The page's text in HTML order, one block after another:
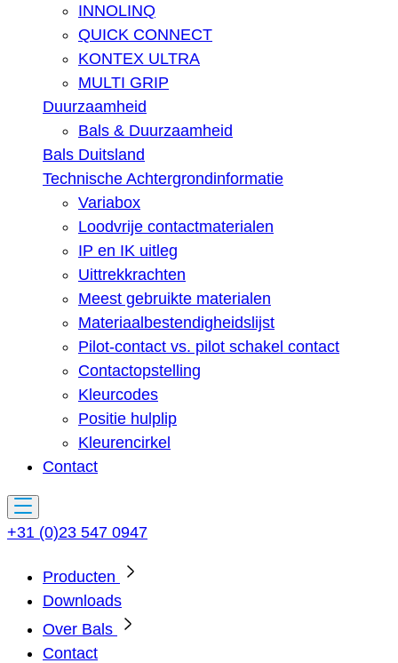
INNOLINQ
QUICK CONNECT
KONTEX ULTRA
MULTI GRIP
Duurzaamheid
Bals & Duurzaamheid
Bals Duitsland
Technische Achtergrondinformatie
Variabox
Loodvrije contactmaterialen
IP en IK uitleg
Uittrekkrachten
Meest gebruikte materialen
Materiaalbestendigheidslijst
Pilot-contact vs. pilot schakel contact
Contactopstelling
Kleurcodes
Positie hulplip
Kleurencirkel
Contact
+31 (0)23 547 0947
Producten
Downloads
Over Bals
Contact